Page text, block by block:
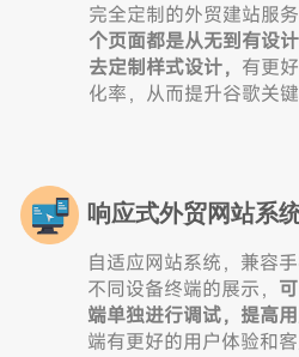
完全定制的外贸建站服
个页面都是从无到有设
去定制样式设计， 有更
化率，从而提升谷歌关键
响应式外贸网站系
自适应网站系统，兼容
不同设备终端的展示，
端单独进行调试，提高
端有更好的用户体验和客